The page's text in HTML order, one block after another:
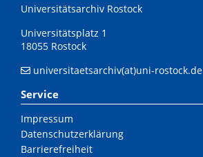
Universitätsarchiv Rostock
Universitätsplatz 1
18055 Rostock
universitaetsarchiv(at)uni-rostock.de
Service
Impressum
Datenschutzerklärung
Barrierefreiheit